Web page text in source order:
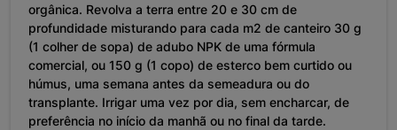
orgânica. Revolva a terra entre 20 e 30 cm de
profundidade misturando para cada m2 de canteiro 30 g
(1 colher de sopa) de adubo NPK de uma fórmula
comercial, ou 150 g (1 copo) de esterco bem curtido ou
húmus, uma semana antes da semeadura ou do
transplante. Irrigar uma vez por dia, sem encharcar, de
preferência no início da manhã ou no final da tarde.